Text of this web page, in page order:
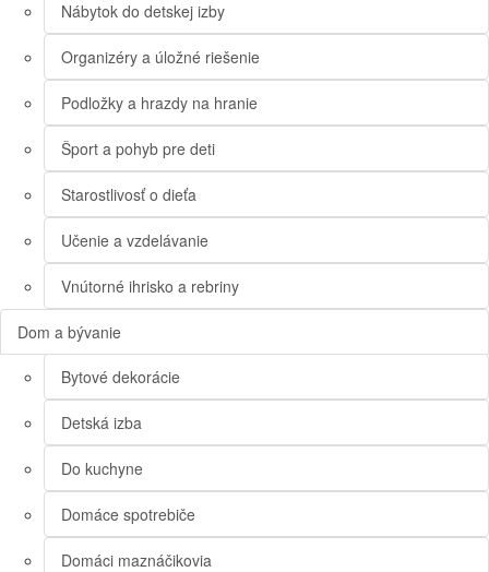
Nábytok do detskej izby
Organizéry a úložné riešenie
Podložky a hrazdy na hranie
Šport a pohyb pre deti
Starostlivosť o dieťa
Učenie a vzdelávanie
Vnútorné ihrisko a rebriny
Dom a bývanie
Bytové dekorácie
Detská izba
Do kuchyne
Domáce spotrebiče
Domáci maznáčikovia